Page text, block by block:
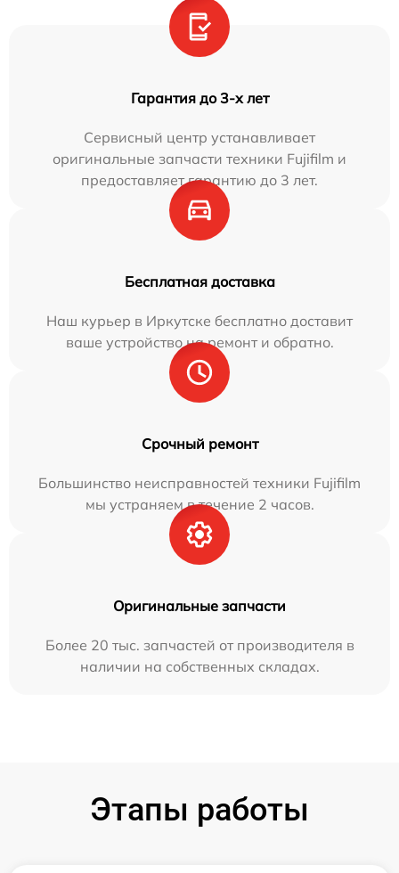
Гарантия до 3-х лет
Сервисный центр устанавливает
оригинальные запчасти техники Fujifilm и
предоставляет гарантию до 3 лет.
Бесплатная доставка
Наш курьер в Иркутске бесплатно доставит
ваше устройство на ремонт и обратно.
Срочный ремонт
Большинство неисправностей техники Fujifilm
мы устраняем в течение 2 часов.
Оригинальные запчасти
Более 20 тыс. запчастей от производителя в
наличии на собственных складах.
Этапы работы